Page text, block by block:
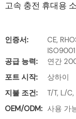
고속 충전 휴대용
인증서:
CE,
ISO9001
공급 능력:
연간
포트 시작:
상하이
지불 조건:
T/T, L/
OEM/ODM: 사용 가